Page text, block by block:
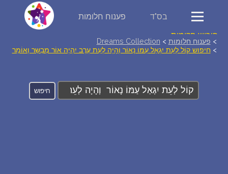
פענוח חלומות
בס"ד
פירוש חלומות
סמלים בחלום
> פענוח חלומות >
Dreams Collection
> חיפוש קוֹל לְעֵת יִגְאַל עַמּוֹ נָאוֹר וְהָיָה לְעֵת עֶרֶב יִהְיֶה אוֹר מְבַשֵּר וְאוֹמֵר